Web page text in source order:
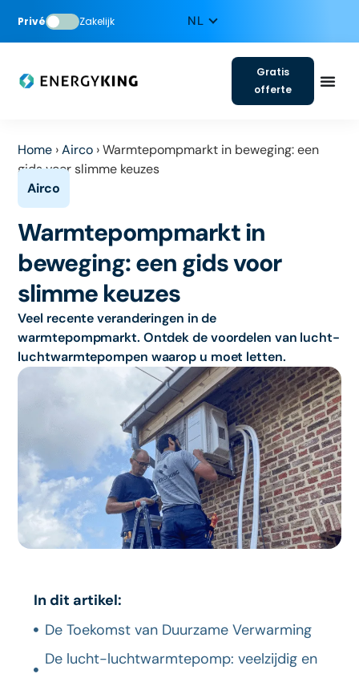
Privé Zakelijk
Gratis
offerte
Home › Airco ›Warmtepompmarkt in beweging: een
gids voor slimme keuzes
Warmtepompmarkt in
beweging: een gids voor
slimme keuzes
Veel recente veranderingen in de
warmtepompmarkt. Ontdek de voordelen van lucht-
luchtwarmtepompen waarop u moet letten.
In dit artikel:
De Toekomst van Duurzame Verwarming
De lucht-luchtwarmtepomp: veelzijdig en